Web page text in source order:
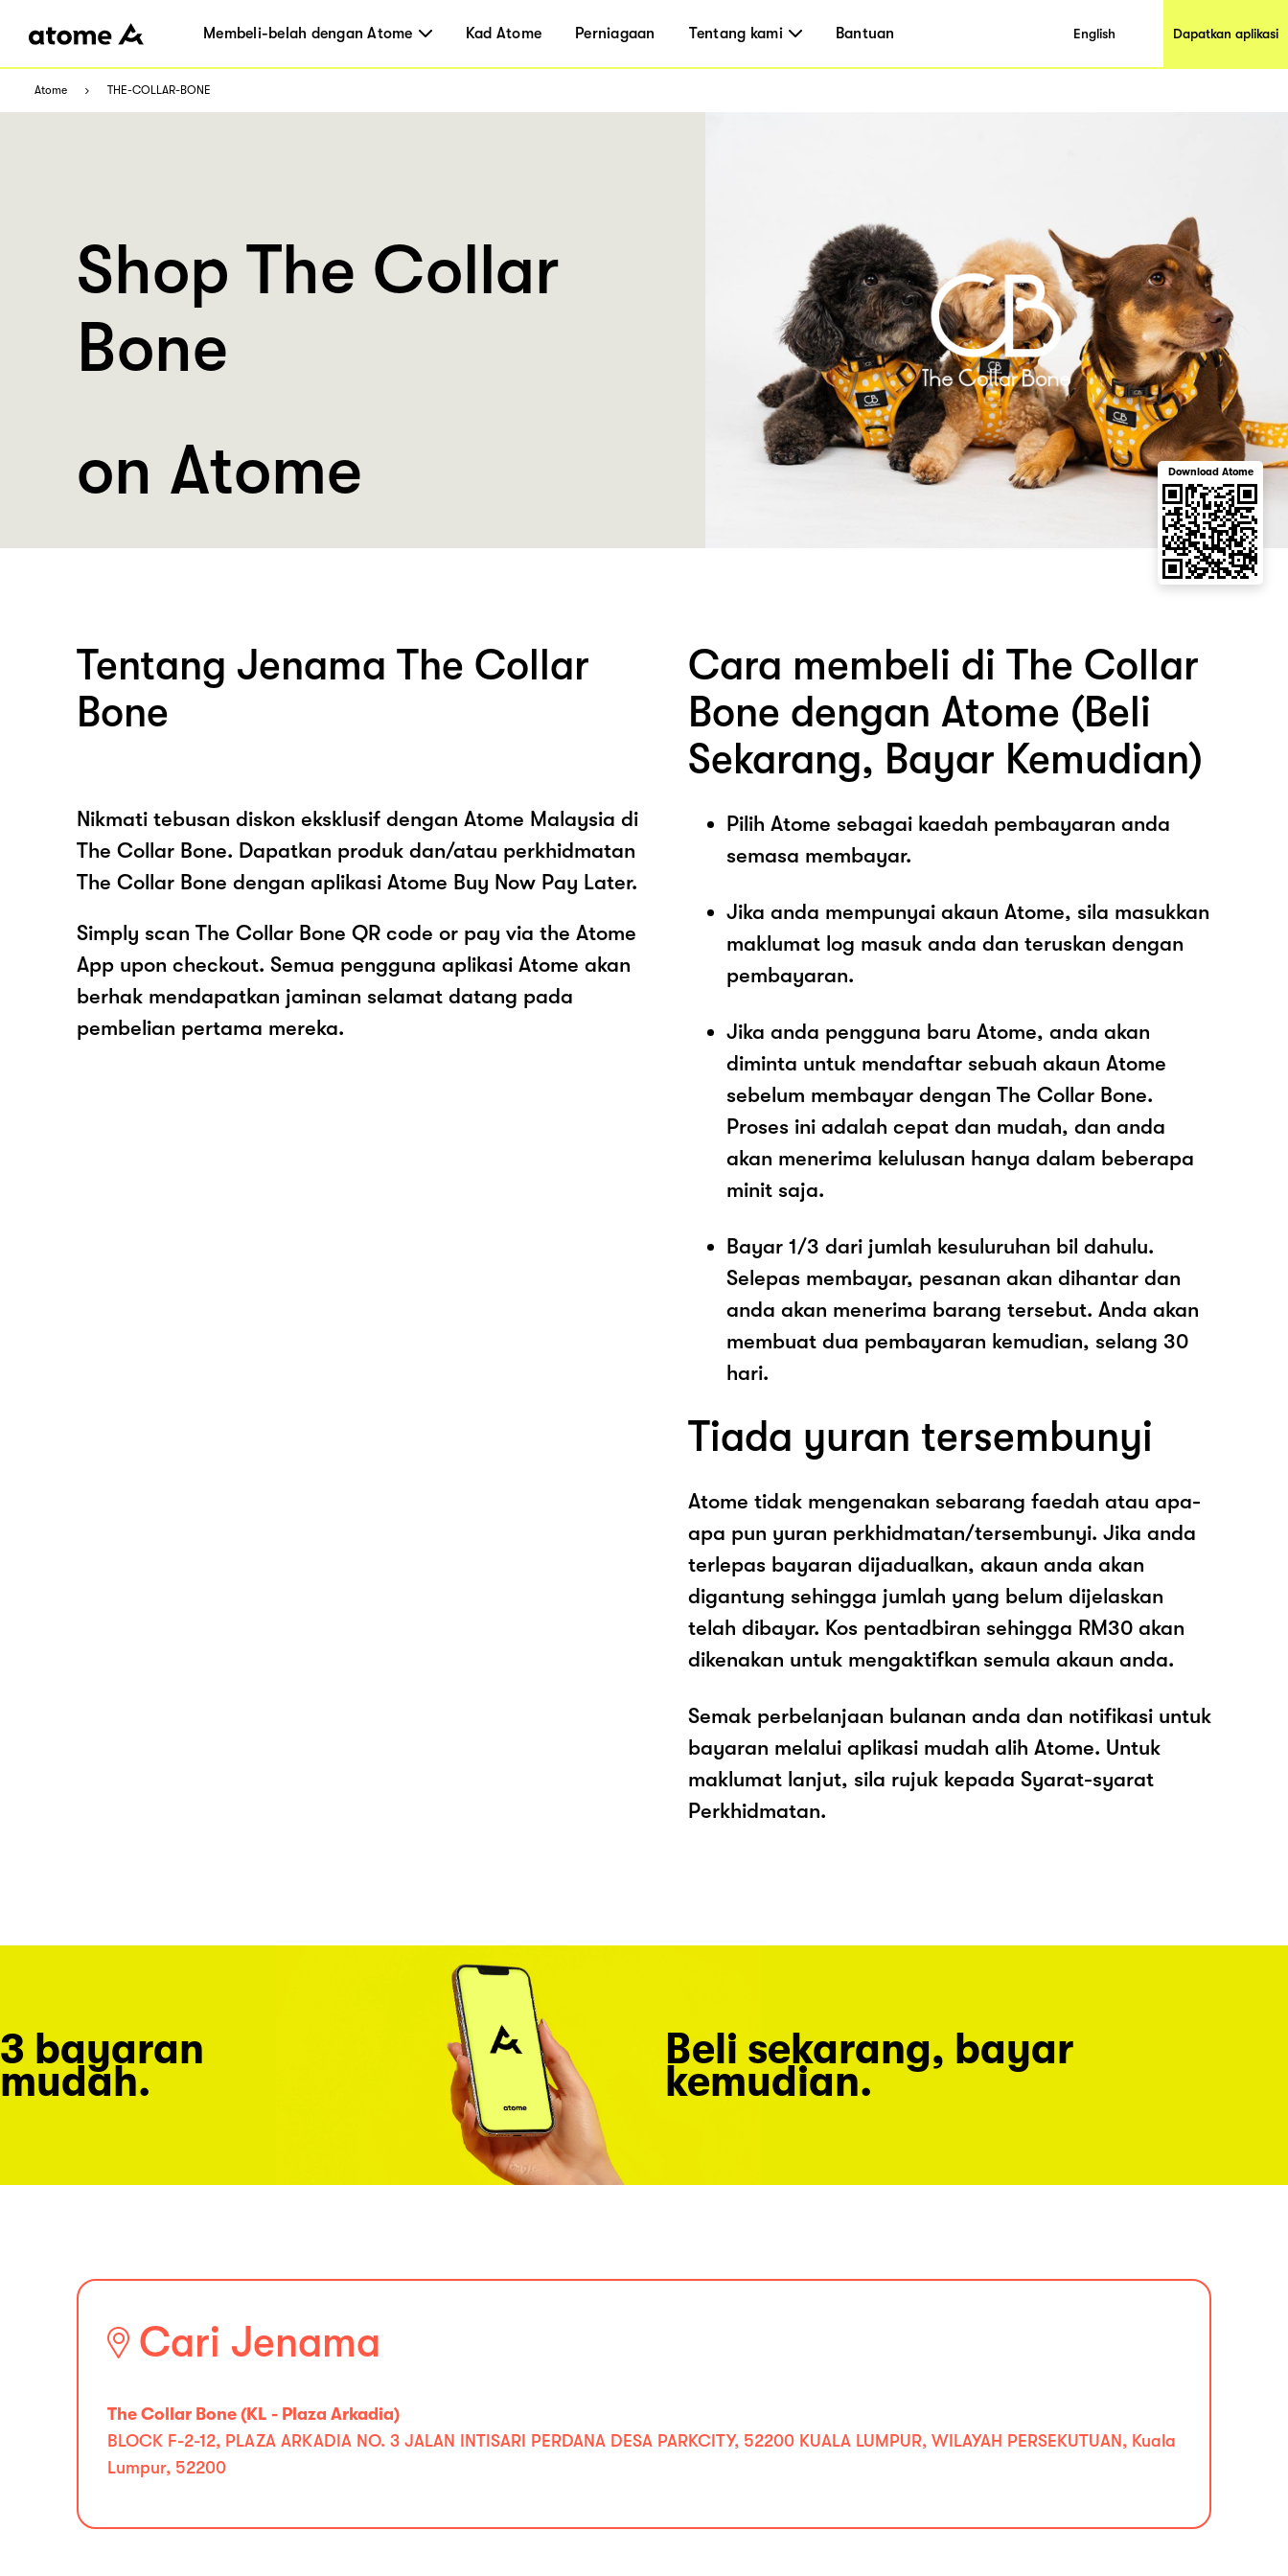
Membeli-belah dengan Atome Kad Atome Perniagaan Tentang kami Bantuan English Dapatkan aplikasi
Atome THE-COLLAR-BONE
Shop The Collar
Bone
on Atome
Download Atome
Tentang Jenama The Collar
Bone
Nikmati tebusan diskon eksklusif dengan Atome Malaysia di
The Collar Bone. Dapatkan produk dan/atau perkhidmatan
The Collar Bone dengan aplikasi Atome Buy Now Pay Later.
Simply scan The Collar Bone QR code or pay via the Atome
App upon checkout. Semua pengguna aplikasi Atome akan
berhak mendapatkan jaminan selamat datang pada
pembelian pertama mereka.
Cara membeli di The Collar
Bone dengan Atome (Beli
Sekarang, Bayar Kemudian)
Pilih Atome sebagai kaedah pembayaran anda
semasa membayar.
Jika anda mempunyai akaun Atome, sila masukkan
maklumat log masuk anda dan teruskan dengan
pembayaran.
Jika anda pengguna baru Atome, anda akan
diminta untuk mendaftar sebuah akaun Atome
sebelum membayar dengan The Collar Bone.
Proses ini adalah cepat dan mudah, dan anda
akan menerima kelulusan hanya dalam beberapa
minit saja.
Bayar 1/3 dari jumlah kesuluruhan bil dahulu.
Selepas membayar, pesanan akan dihantar dan
anda akan menerima barang tersebut. Anda akan
membuat dua pembayaran kemudian, selang 30
hari.
Tiada yuran tersembunyi
Atome tidak mengenakan sebarang faedah atau apa-
apa pun yuran perkhidmatan/tersembunyi. Jika anda
terlepas bayaran dijadualkan, akaun anda akan
digantung sehingga jumlah yang belum dijelaskan
telah dibayar. Kos pentadbiran sehingga RM30 akan
dikenakan untuk mengaktifkan semula akaun anda.
Semak perbelanjaan bulanan anda dan notifikasi untuk
bayaran melalui aplikasi mudah alih Atome. Untuk
maklumat lanjut, sila rujuk kepada Syarat-syarat
Perkhidmatan.
3 bayaran
mudah.
Beli sekarang, bayar
kemudian.
Cari Jenama
The Collar Bone (KL - Plaza Arkadia)
BLOCK F-2-12, PLAZA ARKADIA NO. 3 JALAN INTISARI PERDANA DESA PARKCITY, 52200 KUALA LUMPUR, WILAYAH PERSEKUTUAN, Kuala
Lumpur, 52200